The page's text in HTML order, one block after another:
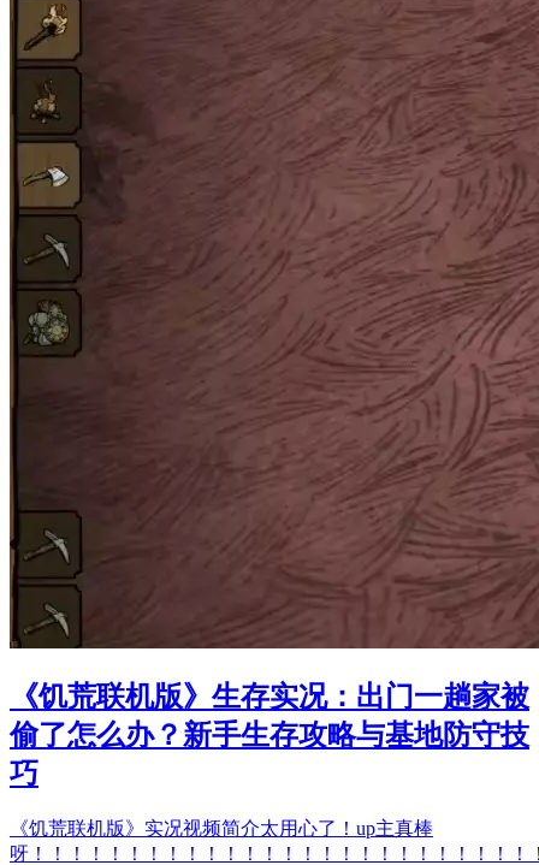
《饥荒联机版》生存实况：出门一趟家被
偷了怎么办？新手生存攻略与基地防守技
巧
《饥荒联机版》实况视频简介太用心了！up主真棒
呀！！！！！！！！！！！！！！！！！！！！！！！！！